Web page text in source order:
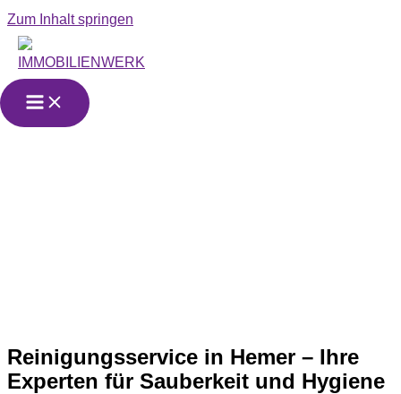
Zum Inhalt springen
Reinigungsservice
Reinigungsservice in Hemer – Ihre
Experten für Sauberkeit und Hygiene